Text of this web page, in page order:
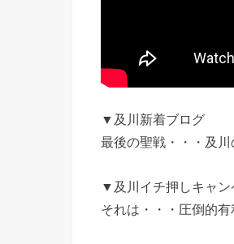
▼及川新着ブログ
最後の聖戦・・・及川
▼及川イチ押しキャン
それは・・・圧倒的有